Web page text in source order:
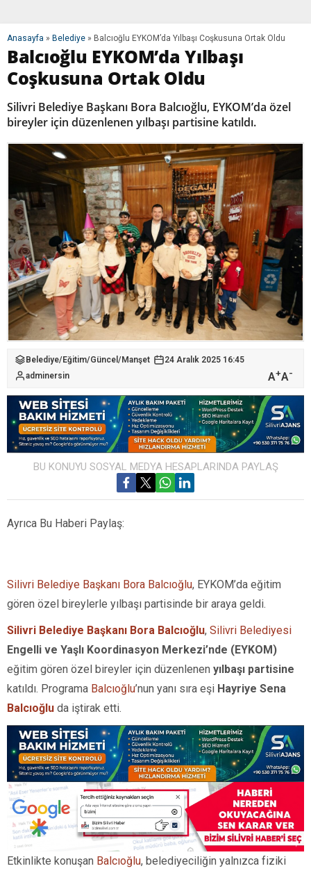
Anasayfa » Belediye » Balcıoğlu EYKOM’da Yılbaşı Coşkusuna Ortak Oldu
Balcıoğlu EYKOM’da Yılbaşı
Coşkusuna Ortak Oldu
Silivri Belediye Başkanı Bora Balcıoğlu, EYKOM’da özel
bireyler için düzenlenen yılbaşı partisine katıldı.
Belediye/Eğitim/Güncel /Manşet
24 Aralık 2025 16:45
adminersin
A+A-
BU KONUYU SOSYAL MEDYA HESAPLARINDA PAYLAŞ
Ayrıca Bu Haberi Paylaş:
Silivri Belediye Başkanı Bora Balcıoğlu, EYKOM’da eğitim
gören özel bireylerle yılbaşı partisinde bir araya geldi.
Silivri Belediye Başkanı Bora Balcıoğlu, Silivri Belediyesi
Engelli ve Yaşlı Koordinasyon Merkezi’nde (EYKOM)
eğitim gören özel bireyler için düzenlenen yılbaşı partisine
katıldı. Programa Balcıoğlu’nun yanı sıra eşi Hayriye Sena
Balcıoğlu da iştirak etti.
Etkinlikte konuşan Balcıoğlu, belediyeciliğin yalnızca fiziki